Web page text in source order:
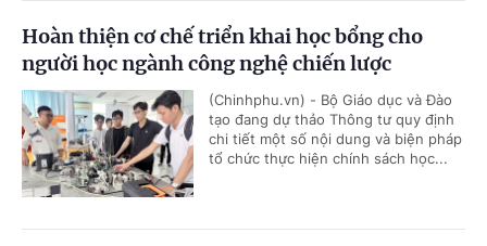
Hoàn thiện cơ chế triển khai học bổng cho
người học ngành công nghệ chiến lược
(Chinhphu.vn) - Bộ Giáo dục và Đào
tạo đang dự thảo Thông tư quy định
chi tiết một số nội dung và biện pháp
tổ chức thực hiện chính sách học...